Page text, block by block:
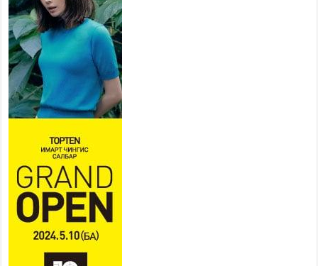
Б.Пүрэвдагва: “Урт цагаан”-ыг
залуучууд чөлөөт цагаа
өнгөрүүлдэг, жуулчид зорьж
ирдэг цэг болгоно
2026 оны 7 сар 21 / 16 цаг 47 минут
Тусгай замын автобус /BRT/ төслийн удирдах
хорооны ээлжит хуралдаан боллоо
Ерөнхий сайд Н.Учрал БНХАУ-аас Монгол Улсад
суугаа Элчин сайд Шэнь Миньжюанийг хүлээн
авч уулзав
2026 оны 7 сар 21 / 16 цаг 39 минут
БҮГД НАЙРАМДАХ ТАЖИКИСТАН УЛСТАЙ
ЭДИЙН ЗАСГИЙН ХАМТЫН АЖИЛЛАГААГ
ӨРГӨЖҮҮЛНЭ
2026 оны 7 сар 21 / 16 цаг 34 минут